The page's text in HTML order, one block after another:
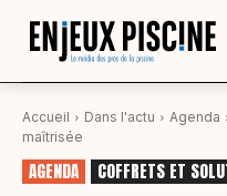
Accueil Dans l'actu Agenda
maîtrisée
AGENDA COFFRETS ET